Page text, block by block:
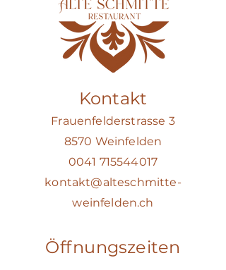
Kontakt
Frauenfelderstrasse 3
8570 Weinfelden
0041 715544017
kontakt@alteschmitte-
weinfelden.ch
Öffnungszeiten